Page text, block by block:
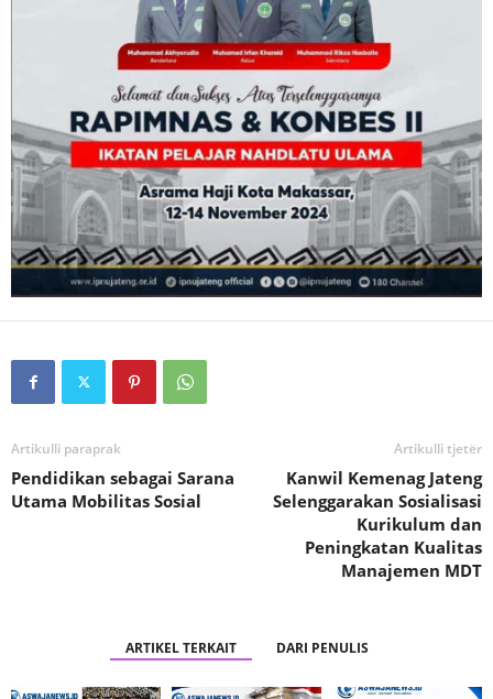
Artikulli paraprak
Pendidikan sebagai Sarana
Utama Mobilitas Sosial
Artikulli tjetër
Kanwil Kemenag Jateng
Selenggarakan Sosialisasi
Kurikulum dan
Peningkatan Kualitas
Manajemen MDT
ARTIKEL TERKAIT DARI PENULIS